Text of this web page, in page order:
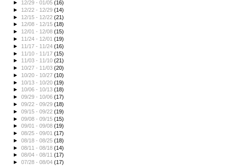
► 12/29 - 01/05(16)
► 12/22 - 12/29(14)
► 12/15 - 12/22(21)
► 12/08 - 12/15(18)
► 12/01 - 12/08(15)
► 11/24 - 12/01(19)
► 11/17 - 11/24(16)
► 11/10 - 11/17(15)
► 11/03 - 11/10(21)
► 10/27 - 11/03(20)
► 10/20 - 10/27(10)
► 10/13 - 10/20(19)
► 10/06 - 10/13(18)
►09/29 - 10/06(17)
►09/22 - 09/29(18)
►09/15 - 09/22(19)
►09/08 - 09/15(15)
►09/01 - 09/08(19)
►08/25 - 09/01(17)
►08/18 - 08/25(18)
►08/11 - 08/18(14)
►08/04 - 08/11(17)
►07/28 - 08/04(17)